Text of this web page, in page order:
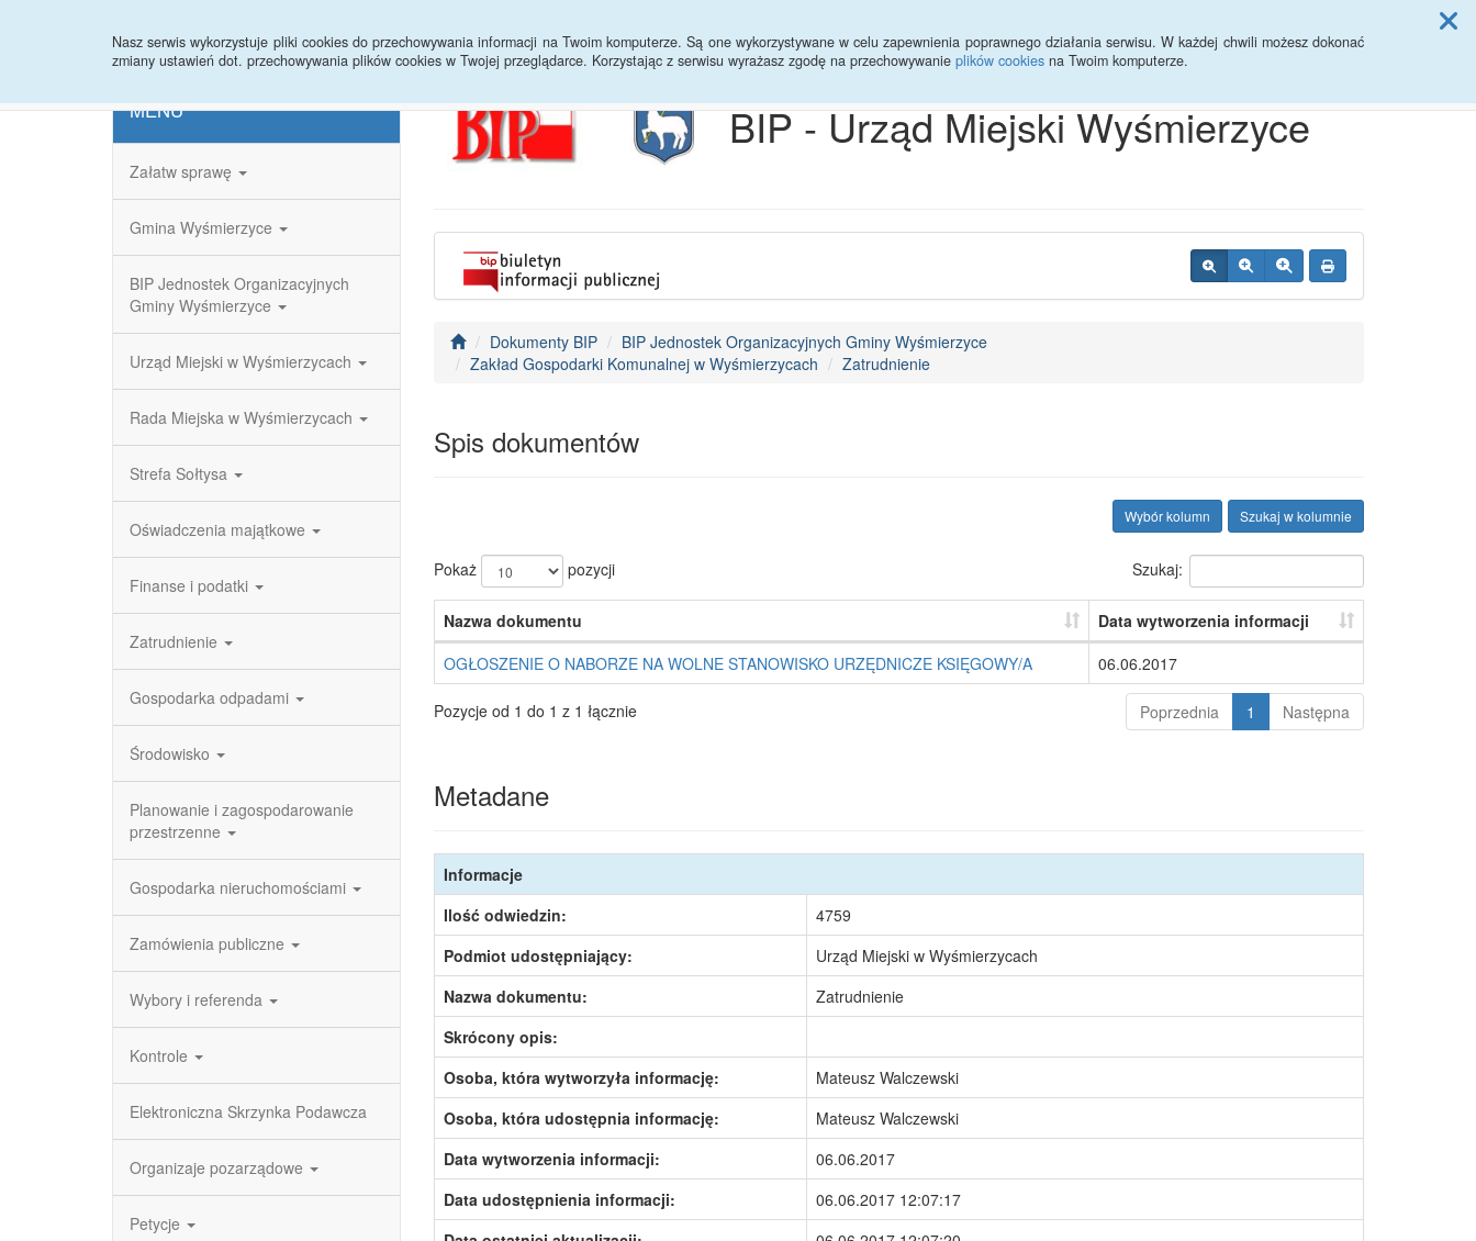
Nasz serwis wykorzystuje pliki cookies do przechowywania informacji na Twoim komputerze. Są one wykorzystywane w celu zapewnienia poprawnego działania serwisu. W każdej chwili możesz dokonać
zmiany ustawień dot. przechowywania plików cookies w Twojej przeglądarce. Korzystając z serwisu wyrażasz zgodę na przechowywanie plików cookies na Twoim komputerze.
Przycisk wyszukaj duży
MENU
Załatw sprawę
Gmina Wyśmierzyce
BIP Jednostek Organizacyjnych
Gminy Wyśmierzyce
Urząd Miejski w Wyśmierzycach
Rada Miejska w Wyśmierzycach
Strefa Sołtysa
Oświadczenia majątkowe
Finanse i podatki
Zatrudnienie
Gospodarka odpadami
Środowisko
Planowanie i zagospodarowanie
przestrzenne
Gospodarka nieruchomościami
Zamówienia publiczne
Wybory i referenda
Kontrole
Elektroniczna Skrzynka Podawcza
Organizaje pozarządowe
Petycje
BIP - Urząd Miejski Wyśmierzyce
Dokumenty BIP
BIP Jednostek Organizacyjnych Gminy Wyśmierzyce
Zakład Gospodarki Komunalnej w Wyśmierzycach
Zatrudnienie
Spis dokumentów
Szukaj w kolumnie
Wybór kolumn
Pokaż pozycji Szukaj:
Nazwa dokumentu
Data wytworzenia informacji
OGŁOSZENIE O NABORZE NA WOLNE STANOWISKO URZĘDNICZE KSIĘGOWY/A
06.06.2017
Pozycje od 1 do 1 z 1 łącznie Poprzednia 1 Następna
Metadane
Informacje
Ilość odwiedzin:
4759
Podmiot udostępniający:
Urząd Miejski w Wyśmierzycach
Nazwa dokumentu:
Zatrudnienie
Skrócony opis:
Osoba, która wytworzyła informację:
Mateusz Walczewski
Osoba, która udostępnia informację:
Mateusz Walczewski
Data wytworzenia informacji:
06.06.2017
Data udostępnienia informacji:
06.06.2017 12:07:17